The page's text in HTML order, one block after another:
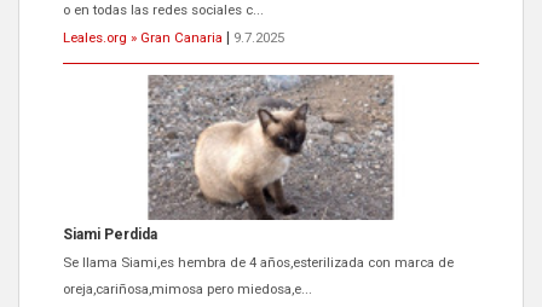
oreja,cariñosa,mimosa pero miedosa,e...
Leales.org » Gran Canaria
9.7.2025
ADOPCIÓN URGENTE GATA TEROR GRAN CANARIA
El ayuntamiento se va a llevar a Los Gatos callejeros de la zona los
próximos días, ella incluida...